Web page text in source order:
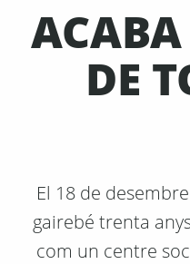
DE
El 18 de
gairebé trenta
com un centre